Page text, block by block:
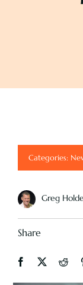
Categories:
Greg
Share